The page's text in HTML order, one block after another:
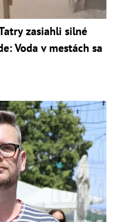
zasiahli silné
Voda v mestách sa